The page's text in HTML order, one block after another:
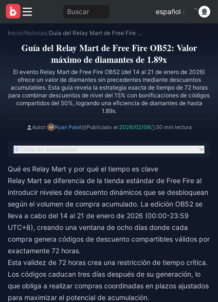
Buscar español /
Inicio/Noticias/ Guía del Relay Mart de Free Fire OB52: Valor máximo de diamantes de 1.89x
Guía del Relay Mart de Free Fire OB52: Valor
máximo de diamantes de 1.89x
El evento Relay Mart de Free Fire OB52 (del 14 al 21 de enero de 2026)
ofrece un valor de diamantes sin precedentes mediante descuentos
acumulables. Esta guía revela la estrategia exacta de tiempo de 72 horas
para combinar descuentos de nivel del 15% con bonificaciones de códigos
compartidos del 50%, logrando una eficiencia de diamantes de hasta
1.89x.
Autor: Ryan Patel Publicado el:2026/02/06 30 min lectura
Tabla de contenidos
Qué es Relay Mart y por qué el tiempo es clave
Relay Mart se diferencia de la tienda estándar de Free Fire al
introducir niveles de descuento dinámicos que se desbloquean
según el volumen de compra acumulado. La edición OB52 se
lleva a cabo del 14 al 21 de enero de 2026 (00:00-23:59
UTC+8), creando una ventana de ocho días donde cada
compra genera códigos de descuento compartibles válidos por
exactamente 72 horas.
Esta validez de 72 horas crea una restricción de tiempo crítica.
Los códigos caducan tres días después de su generación, lo
que obliga a realizar compras coordinadas en plazos ajustados
para maximizar el potencial de acumulación.